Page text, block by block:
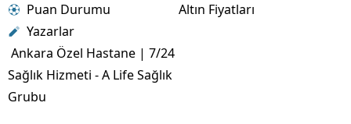
Puan Durumu
Yazarlar
Ankara Özel Hastane | 7/24
Sağlık Hizmeti - A Life Sağlık
Grubu
Altın Fiyatları